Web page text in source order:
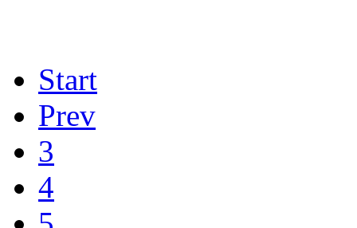
Start
Prev
3
4